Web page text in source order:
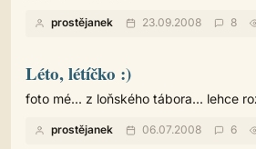
prostějanek 23.09.2008 8
Léto, létíčko :)
foto mé... z loňského tábora... lehce
prostějanek 06.07.2008 6